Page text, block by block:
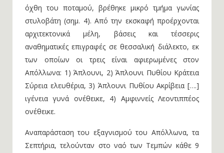
όχθη του ποταμού, βρέθηκε μικρό τμήμα γωνίας
στυλοβάτη (σημ. 4). Από την εκσκαφή προέρχονται
αρχιτεκτονικά μέλη, βάσεις και τέσσερις
αναθηματικές επιγραφές σε θεσσαλική διάλεκτο, εκ
των οποίων οι τρεις είναι αφιερωμένες στον
Απόλλωνα: 1) Άπλουνι, 2) Άπλουνι Πυθίου Κράτεια
Σύρεια ελευθέρια, 3) Άπλουνι Πυθίου Ακρίβεια [….]
ιγένεια γυνά ονέθεικε, 4) Αμφιννείς Λεοντιππέος
ονέθεικε.
Αναπαράσταση του εξαγνισμού του Απόλλωνα, τα
Σεπτήρια, τελούνταν στο ναό των Τεμπών κάθε 9